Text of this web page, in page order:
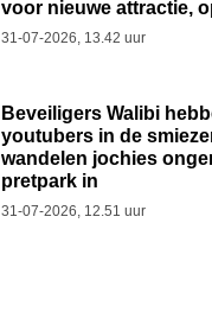
voor nieuwe attractie,
31-07-2026, 13.42 uur
Beveiligers Walibi
youtubers in de
wandelen jochies
pretpark in
31-07-2026, 12.51 uur